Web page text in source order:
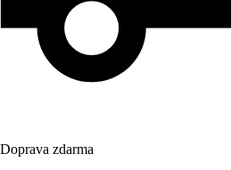
Doprava zdarma